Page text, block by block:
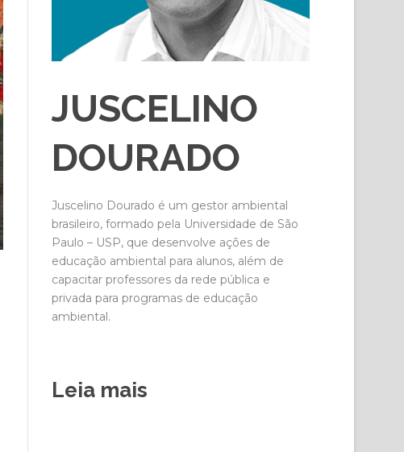
JUSCELINO
DOURADO
Juscelino Dourado é um gestor ambiental
brasileiro, formado pela Universidade de São
Paulo – USP, que desenvolve ações de
educação ambiental para alunos, além de
capacitar professores da rede pública e
privada para programas de educação
ambiental.
Leia mais